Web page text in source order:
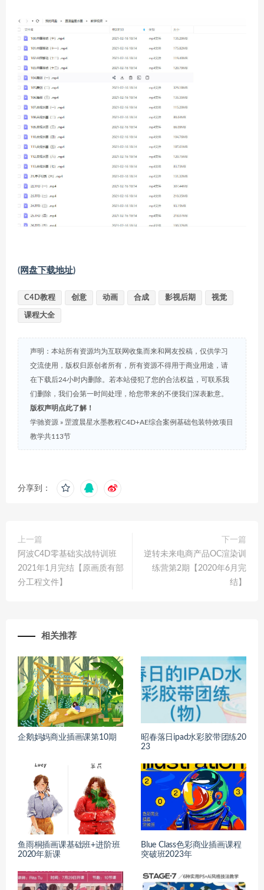
(网盘下载地址)
C4D教程 创意 动画 合成 影视后期 视觉
课程大全
声明：本站所有资源均为互联网收集而来和网友投稿，仅供学习
交流使用，版权归原创者所有，所有资源不得用于商业用途，请
在下载后24小时内删除。若本站侵犯了您的合法权益，可联系我
们删除，我们会第一时间处理，给您带来的不便我们深表歉意。
版权声明点此了解！
学驰资源 » 罡渡晨星水墨教程C4D+AE综合案例基础包装特效项目
教学共113节
分享到：
上一篇
阿波C4D零基础实战特训班
2021年1月完结【原画质有部
分工程文件】
下一篇
逆转未来电商产品OC渲染训
练营第2期【2020年6月完
结】
相关推荐
企鹅妈妈商业插画课第10期
昭春落日ipad水彩胶带团练20
23
鱼雨桐插画课基础班+进阶班
2020年新课
Blue Class色彩商业插画课程
突破班2023年